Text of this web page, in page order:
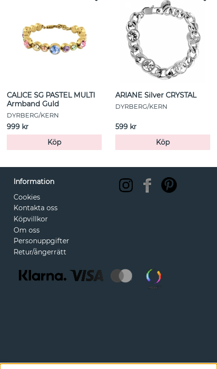
CALICE SG PASTEL MULTI
Armband Guld
DYRBERG/KERN
999 kr
Köp
ARIANE Silver CRYSTAL
DYRBERG/KERN
599 kr
Köp
Information
Cookies
Kontakta oss
Köpvillkor
Om oss
Personuppgifter
Retur/ångerrätt